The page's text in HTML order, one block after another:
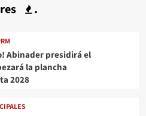
.
Abinader presidirá el
la plancha
2028